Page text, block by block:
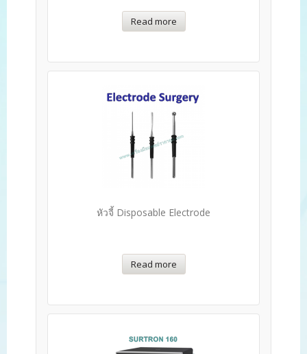
Read more
หัวจี้ Disposable Electrode
Read more